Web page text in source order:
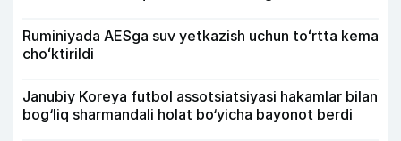
Ruminiyada AESga suv yetkazish uchun toʻrtta kema
choʻktirildi
Janubiy Koreya futbol assotsiatsiyasi hakamlar bilan
bog‘liq sharmandali holat bo‘yicha bayonot berdi